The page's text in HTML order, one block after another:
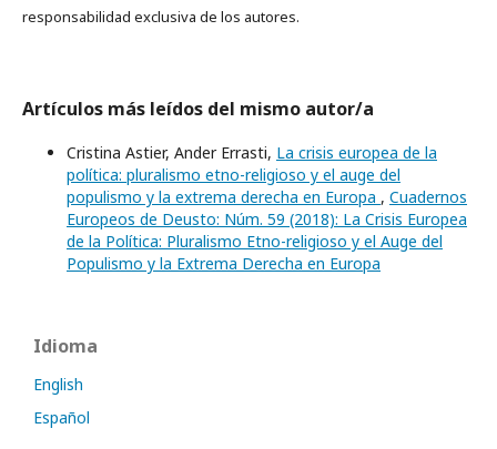
responsabilidad exclusiva de los autores.
Artículos más leídos del mismo autor/a
Cristina Astier, Ander Errasti, La crisis europea de la
política: pluralismo etno-religioso y el auge del
populismo y la extrema derecha en Europa , Cuadernos
Europeos de Deusto: Núm. 59 (2018): La Crisis Europea
de la Política: Pluralismo Etno-religioso y el Auge del
Populismo y la Extrema Derecha en Europa
Idioma
English
Español